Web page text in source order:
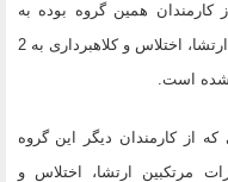
از کارمندان همین گروه بوده به
استناد ماده 4 قانون تشدید مجازات مرتکبین ارتشا، اختلاس و کلاهبرداری به 2
شده است.
که از کارمندان دیگر این گروه
تشدید مجازات مرتکبین ارتشا، اختلاس و